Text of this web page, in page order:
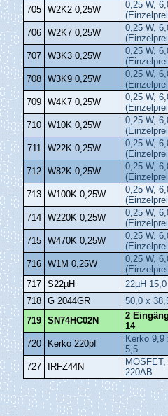
705 W2K2 0,25W
0,25 W,
706 W2K7 0,25W
0,25 W,
707 W3K3 0,25W
0,25 W,
708 W3K9 0,25W
0,25 W,
709 W4K7 0,25W
0,25 W,
710 W10K 0,25W
0,25 W,
711 W22K 0,25W
0,25 W,
712 W82K 0,25W
0,25 W,
713 W100K 0,25W
0,25 W,
714 W220K 0,25W
0,25 W,
715 W470K 0,25W
0,25 W,
716 W1M 0,25W
0,25 W,
717 S22µH 22µH
718 G 2044GR 50,0 x
719 SN74HC02N
2
14
720 Kerko 220pf
Kerko 9,9
5,5
727 IRFZ44N
220AB